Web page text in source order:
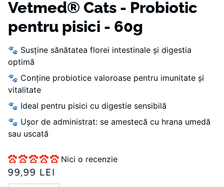
Vetmed® Cats - Probiotic
pentru pisici - 60g
🐾 Susține sănătatea florei intestinale și digestia
optimă
🐾 Conține probiotice valoroase pentru imunitate și
vitalitate
🐾 Ideal pentru pisici cu digestie sensibilă
🐾 Ușor de administrat: se amestecă cu hrana umedă
sau uscată
Nici o recenzie
99,99 LEI